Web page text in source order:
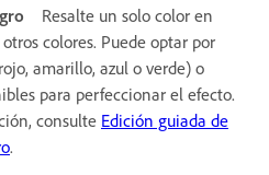
Resalte un solo color en
colores. Puede optar por
amarillo, azul o verde) o
para perfeccionar el efecto.
consulte Edición guiada de
.